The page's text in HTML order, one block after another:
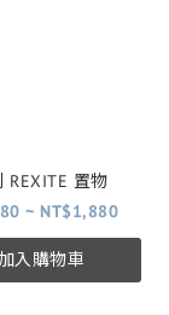
REXITE 置物
~ NT$1,880
加入購物車